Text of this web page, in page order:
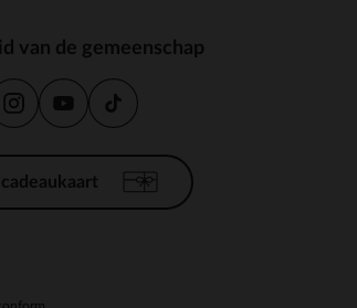
van de gemeenschap
cadeaukaart